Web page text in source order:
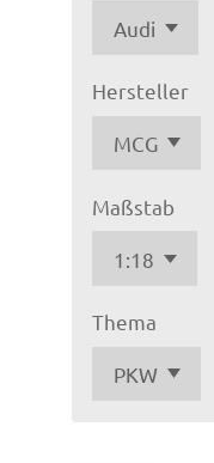
Hersteller
Maßstab
Thema